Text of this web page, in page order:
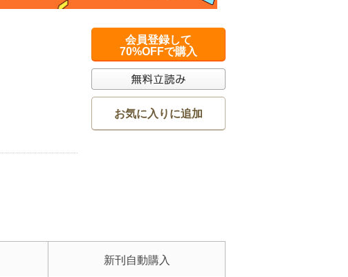
会員登録して
70%OFFで購入
お気に入りに追加
新刊自動購入